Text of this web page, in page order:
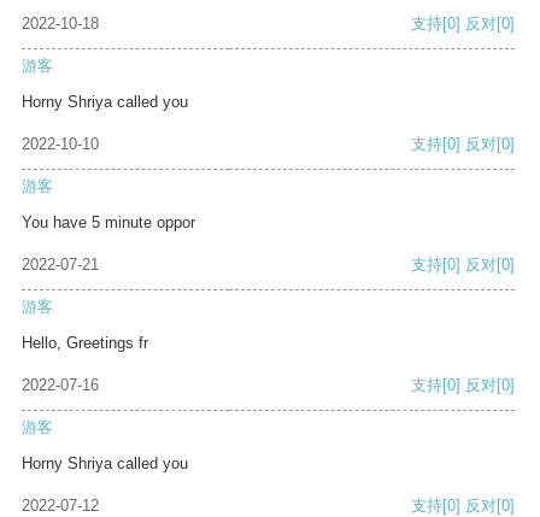
2022-10-18 支持[0] 反对[0]
游客
Horny Shriya called you
2022-10-10 支持[0] 反对[0]
游客
You have 5 minute oppor
2022-07-21 支持[0] 反对[0]
游客
Hello, Greetings fr
2022-07-16 支持[0] 反对[0]
游客
Horny Shriya called you
2022-07-12 支持[0] 反对[0]